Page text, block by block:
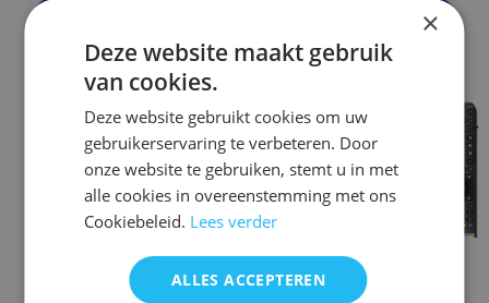
Opties selecteren
product
heeft
meerdere
variaties.
optie
kan
heeft
kan
×
Deze website maakt gebruik
van cookies.
Deze website gebruikt cookies om uw
gebruikerservaring te verbeteren. Door
onze website te gebruiken, stemt u in met
alle cookies in overeenstemming met ons
Cookiebeleid. Lees verder
ALLES ACCEPTEREN